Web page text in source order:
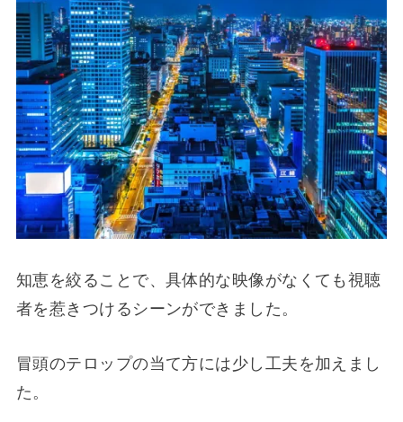
知恵を絞ることで、具体的な映像がなくても視聴
者を惹きつけるシーンができました。
冒頭のテロップの当て方には少し工夫を加えまし
た。